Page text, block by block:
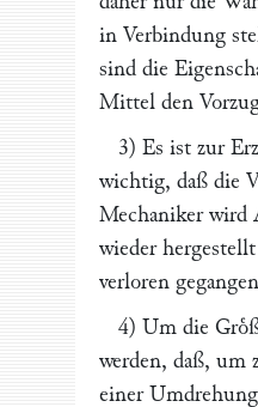
in Verbindung
sind die
Mittel den
3) Es ist zur
wichtig, daß die
Mechaniker wird
wieder
verloren
4) Um die
werden, daß, um
einer